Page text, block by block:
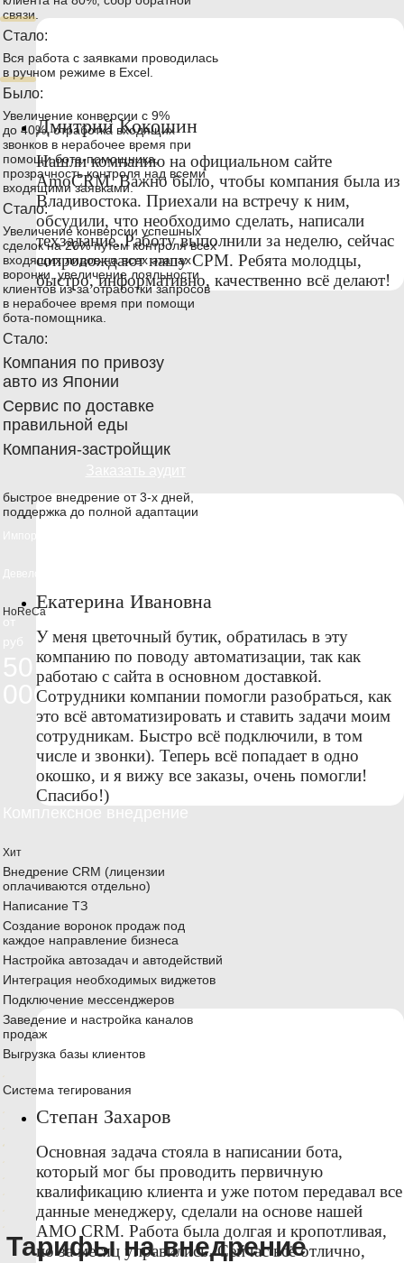
связи.
Стало:
Вся работа с заявками проводилась
в ручном режиме в Excel.
Было:
Увеличение конверсии с 9%
до 40%, отработка входящих
звонков в нерабочее время при
помощи бота-помощника,
прозрачность контроля над всеми
входящими заявками.
Стало:
Увеличение конверсии успешных
сделок на 20% путем контроля всех
входящих лидов на всех этапах
воронки, увеличение лояльности
клиентов из-за отработки запросов
в нерабочее время при помощи
бота-помощника.
Стало:
Компания по привозу
авто из Японии
Сервис по доставке
правильной еды
Компания-застройщик
HoReCa
быстрое внедрение от 3-х дней,
поддержка до полной адаптации
000
Хит
Внедрение CRM (лицензии
оплачиваются отдельно)
Написание ТЗ
Создание воронок продаж под
каждое направление бизнеса
Настройка автозадач и автодействий
Интеграция необходимых виджетов
Подключение мессенджеров
Заведение и настройка каналов
продаж
Выгрузка базы клиентов
Система тегирования
Тарифы на внедрение
Дмитрий Кокошин
Нашли компанию на официальном сайте
АmoCRM. Важно было, чтобы компания была из
Владивостока. Приехали на встречу к ним,
обсудили, что необходимо сделать, написали
техзадание. Работу выполнили за неделю, сейчас
сопровождают нашу СРМ. Ребята молодцы,
быстро, информативно, качественно всё делают!
Екатерина Ивановна
У меня цветочный бутик, обратилась в эту
компанию по поводу автоматизации, так как
работаю с сайта в основном доставкой.
Сотрудники компании помогли разобраться, как
это всё автоматизировать и ставить задачи моим
сотрудникам. Быстро всё подключили, в том
числе и звонки). Теперь всё попадает в одно
окошко, и я вижу все заказы, очень помогли!
Спасибо!)
Степан Захаров
Основная задача стояла в написании бота,
который мог бы проводить первичную
квалификацию клиента и уже потом передавал все
данные менеджеру, сделали на основе нашей
АМО СRМ. Работа была долгая и кропотливая,
но за месяц управились. Сейчас всё отлично,